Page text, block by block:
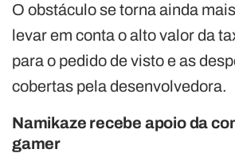
O obstáculo se torna ainda
levar em conta o alto valor da
para o pedido de visto e as
cobertas pela desenvolvedora.
Namikaze recebe apoio da
gamer